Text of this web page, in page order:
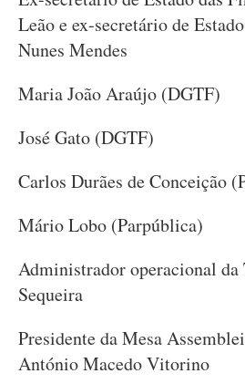
Leão e ex-secretário de
Nunes Mendes
Maria João Araújo (DGTF)
José Gato (DGTF)
Carlos Durães de Conceição
Mário Lobo (Parpública)
Administrador operacional da
Sequeira
Presidente da Mesa
António Macedo Vitorino